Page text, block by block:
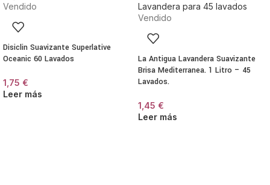
Vendido
Disiclin Suavizante Superlative
Oceanic 60 Lavados
1,75 €
Leer más
Vendido
La Antigua Lavandera Suavizante
Brisa Mediterranea. 1 Litro – 45
Lavados.
1,45 €
Leer más